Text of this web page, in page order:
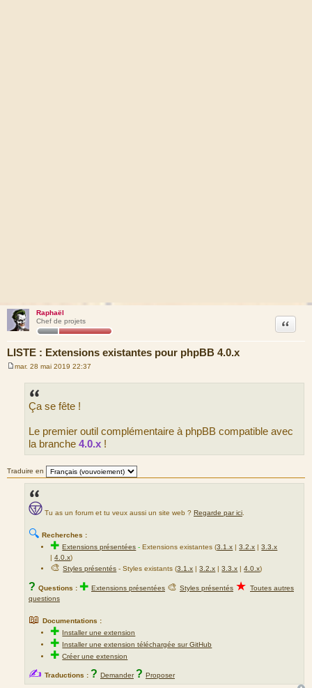
Raphaël
Chef de projets
LISTE : Extensions existantes pour phpBB 4.0.x
Citation
mar. 28 mai 2019 22:37
Ça se fête !
Le premier outil complémentaire à phpBB compatible avec
la branche 4.0.x !
Traduire en
Tu as un forum et tu veux aussi un site web ? Regarde par ici.
🔍 Recherches :
✚Extensions présentées -Extensions existantes (3.1.x |3.2.x |3.3.x
|4.0.x)
🎨Styles présentés - Styles existants (3.1.x |3.2.x |3.3.x |4.0.x)
? Questions : ✚ Extensions présentées 🎨 Styles présentés ★ Toutes autres
questions
📖 Documentations :
✚ Installer une extension
✚ Installer une extension téléchargée sur GitHub
✚Créer une extension
✍ Traductions : ? Demander ? Proposer